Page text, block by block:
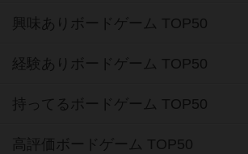
興味ありボードゲーム TOP50
経験ありボードゲーム TOP50
持ってるボードゲーム TOP50
高評価ボードゲーム TOP50